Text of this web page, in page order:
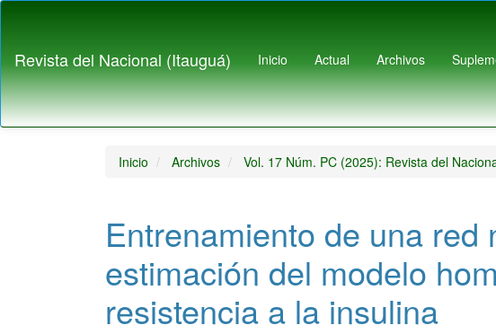
principal
Barra
lateral
Revista del Nacional (Itauguá) Inicio Actual Archivos
Inicio Archivos Vol. 17 Núm. PC (2025): Revista del
Entrenamiento de una red
estimación del modelo
resistencia a la insulina